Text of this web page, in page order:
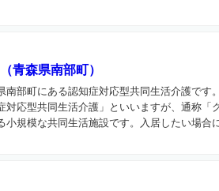
青森県南部町）
部町にある認知症対応型共同生活介護です
対応型共同生活介護」といいますが、通称「
規模な共同生活施設です。入居したい場合